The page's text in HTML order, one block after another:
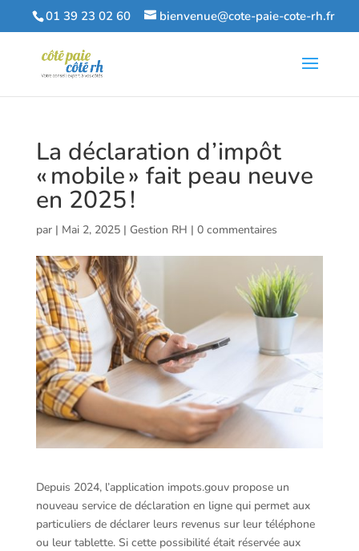
01 39 23 02 60 bienvenue@cote-paie-cote-rh.fr
La déclaration d’impôt
« mobile » fait peau neuve
en 2025 !
par | Mai 2, 2025| Gestion RH | 0 commentaires
Depuis 2024, l’application impots.gouv propose un
nouveau service de déclaration en ligne qui permet aux
particuliers de déclarer leurs revenus sur leur téléphone
ou leur tablette. Si cette possibilité était réservée aux